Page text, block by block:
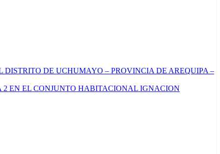
DISTRITO DE UCHUMAYO – PROVINCIA DE AREQUIPA –
EN EL CONJUNTO HABITACIONAL IGNACION